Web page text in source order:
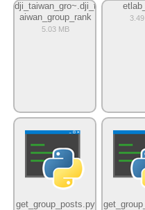
dji_taiwan_gro~.dji_t
aiwan_group_rank
5.03 MB
get_group_posts.py